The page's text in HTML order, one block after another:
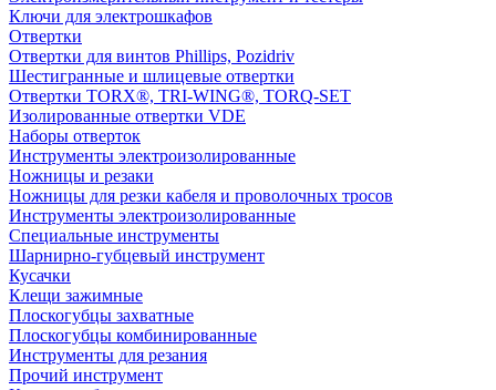
Ключи для электрошкафов
Отвертки
Отвертки для винтов Phillips, Pozidriv
Шестигранные и шлицевые отвертки
Отвертки TORX®, TRI-WING®, TORQ-SET
Изолированные отвертки VDE
Наборы отверток
Инструменты электроизолированные
Ножницы и резаки
Ножницы для резки кабеля и проволочных тросов
Инструменты электроизолированные
Специальные инструменты
Шарнирно-губцевый инструмент
Кусачки
Клещи зажимные
Плоскогубцы захватные
Плоскогубцы комбинированные
Инструменты для резания
Прочий инструмент